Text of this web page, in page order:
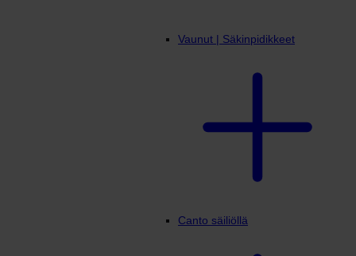
Vaunut | Säkinpidikkeet
Canto säiliöllä